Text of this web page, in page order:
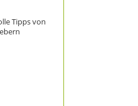
Tipps von